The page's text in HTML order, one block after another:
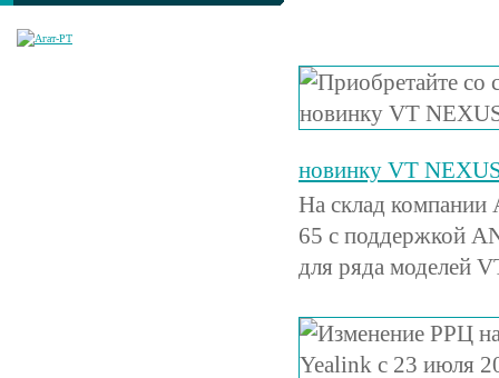
новинку VT
На склад компании
65 с поддержкой
для ряда моделей